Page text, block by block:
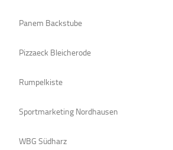
Panem Backstube
Pizzaeck Bleicherode
Rumpelkiste
Sportmarketing Nordhausen
WBG Südharz